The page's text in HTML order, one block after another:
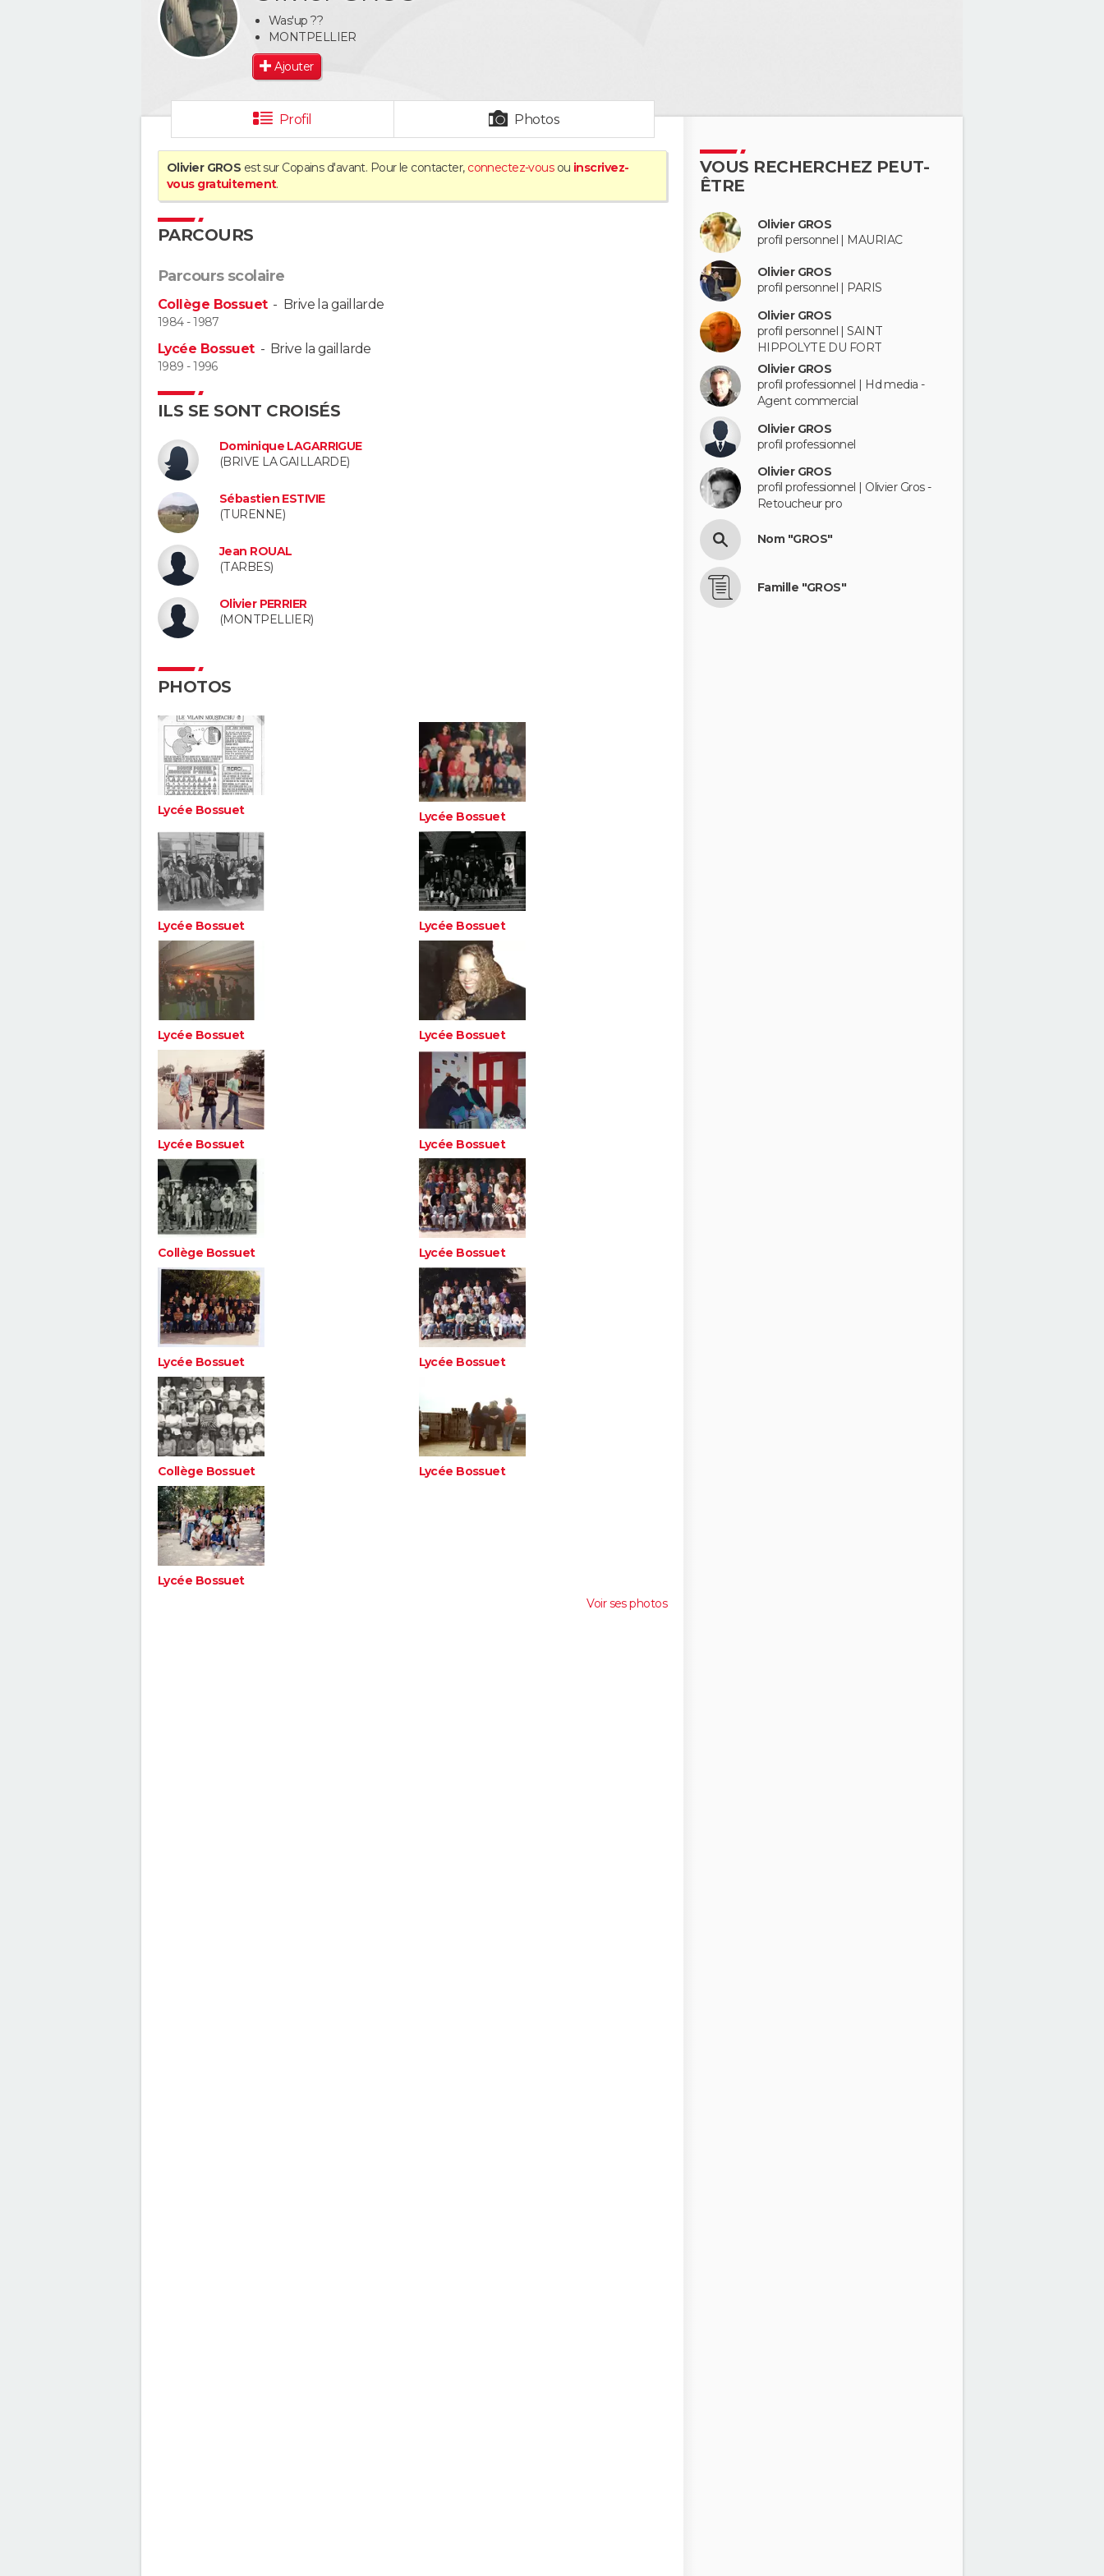
Was'up ??
MONTPELLIER
Ajouter
Profil Photos
Olivier GROS est sur Copains d'avant. Pour le contacter, connectez-vousou inscrivez-
vous gratuitement.
PARCOURS
Parcours scolaire
Collège Bossuet- Brive la gaillarde
1984 - 1987
Lycée Bossuet- Brive la gaillarde
1989 - 1996
ILS SE SONT CROISÉS
Dominique LAGARRIGUE
(BRIVE LA GAILLARDE)
Sébastien ESTIVIE
(TURENNE)
Jean ROUAL
(TARBES)
Olivier PERRIER
(MONTPELLIER)
PHOTOS
Lycée Bossuet Lycée Bossuet
Lycée Bossuet Lycée Bossuet
Lycée Bossuet Lycée Bossuet
Lycée Bossuet Lycée Bossuet
Collège Bossuet Lycée Bossuet
Lycée Bossuet Lycée Bossuet
Collège Bossuet Lycée Bossuet
Lycée Bossuet
Voir ses photos
VOUS RECHERCHEZ PEUT-
ÊTRE
Olivier GROS
profil personnel | MAURIAC
Olivier GROS
profil personnel | PARIS
Olivier GROS
profil personnel | SAINT
HIPPOLYTE DU FORT
Olivier GROS
profil professionnel | Hd media -
Agent commercial
Olivier GROS
profil professionnel
Olivier GROS
profil professionnel | Olivier Gros -
Retoucheur pro
Nom "GROS"
Famille "GROS"